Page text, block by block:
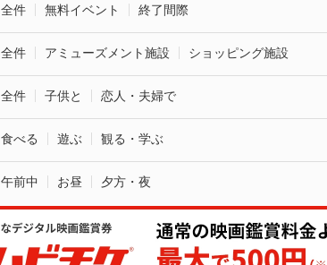
全件 無料イベント 終了間際
全件 アミューズメント施設 ショッピング施設
全件 子供と 恋人・夫婦で
食べる 遊ぶ 観る・学ぶ
午前中 お昼 夕方・夜